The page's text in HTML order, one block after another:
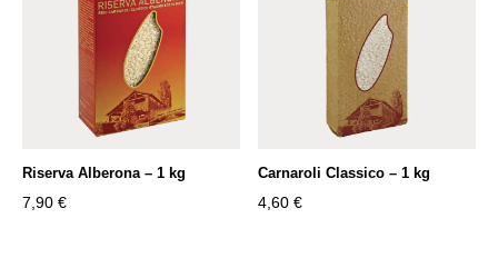
Riserva Alberona – 1 kg
7,90 €
Carnaroli Classico – 1 kg
4,60€